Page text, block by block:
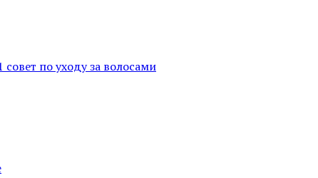
совет по уходу за волосами